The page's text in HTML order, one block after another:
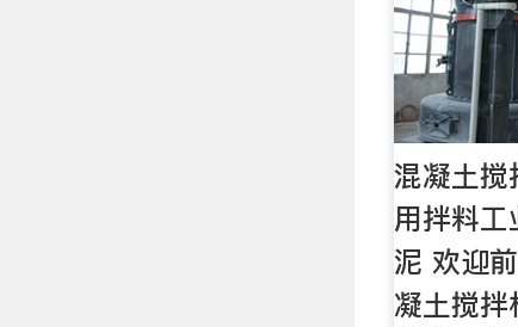
混凝土搅
用拌料
泥 欢迎
凝土搅